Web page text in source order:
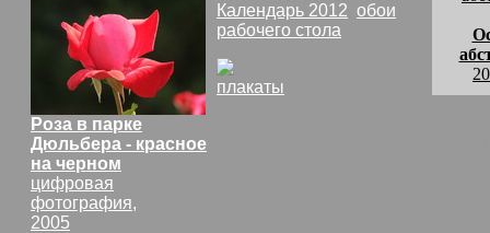
Роза в парке
Дюльбера - красное
на черном
цифровая
фотография,
2005
Календарь 2012 обои
рабочего стола
плакаты